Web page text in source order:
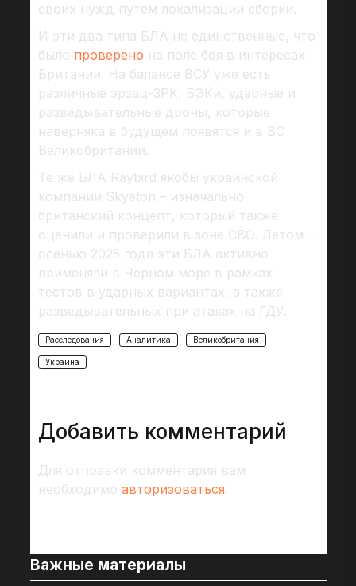
своих нужд путем локализации сборки.
И эти два типа БЛА не единственные, что
было проверено на поле боя в интересах
Британии. На балансе ВСУ уже есть
различные эрзац-ЗРК, БЭКи, ударные и
разведывательные дроны, которые
наверняка в будущем появятся и в ВС
Великобритании.
Те же БЛА Raybird якобы украинской
компании Skyeton – изначально
британский концепт, который также
оценили и проверили в зоне СВО. Летом –
осенью 2025 года эти БЛА активно
применяли в Черном море в рамках
тестов в ударных вариантах, а также
разведывательных при атаках на ГДУ.
Расследования Аналитика Великобритания
Украина
Добавить комментарий
Для отправки комментария вам
необходимо авторизоваться.
Важные материалы